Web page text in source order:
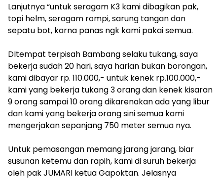
‎Lanjutnya “untuk seragam K3 kami dibagikan pak,
topi helm, seragam rompi, sarung tangan dan
sepatu bot, karna panas ngk kami pakai semua.
‎DItempat terpisah Bambang selaku tukang, saya
bekerja sudah 20 hari, saya harian bukan borongan,
kami dibayar rp. 110.000,- untuk kenek rp.100.000,-
kami yang bekerja tukang 3 orang dan kenek kisaran
9 orang sampai 10 orang dikarenakan ada yang libur
dan kami yang bekerja orang sini semua kami
mengerjakan sepanjang 750 meter semua nya.
‎Untuk pemasangan memang jarang jarang, biar
susunan ketemu dan rapih, kami di suruh bekerja
oleh pak JUMARI ketua Gapoktan. Jelasnya